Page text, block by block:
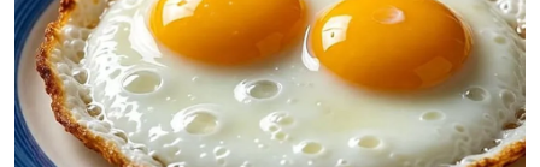
Muat turun aplikasi Sinar Harian.Klik di sini!